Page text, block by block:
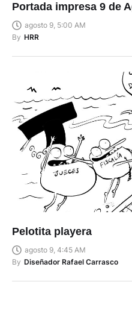
Portada impresa 9 de
agosto 9, 5:00 AM
By HRR
Pelotita playera
agosto 9, 4:45 AM
By Diseñador Rafael Carrasco